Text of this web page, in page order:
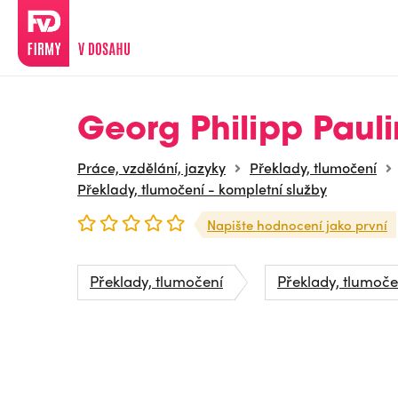
Georg Philipp
Práce, vzdělání, jazyky
Překlady, tlumočení
Překlady, tlumočení - kompletní služby
Napište hodnocení jako první
Překlady, tlumočení Překlady,